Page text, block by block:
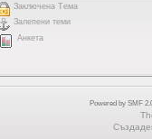
Заключена Тема
Залепени теми
Анкета
Powered by SMF